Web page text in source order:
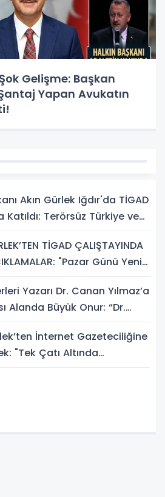
Gelişme: Başkan
Yapan Avukatın
Akın Gürlek Iğdır'da TİGAD
Katıldı: Terörsüz Türkiye ve
TİGAD ÇALIŞTAYINDA
"Pazar Günü Yeni
Yazarı Dr. Canan Yılmaz’a
Alanda Büyük Onur: “Dr.
İnternet Gazeteciliğine
"Tek Çatı Altında